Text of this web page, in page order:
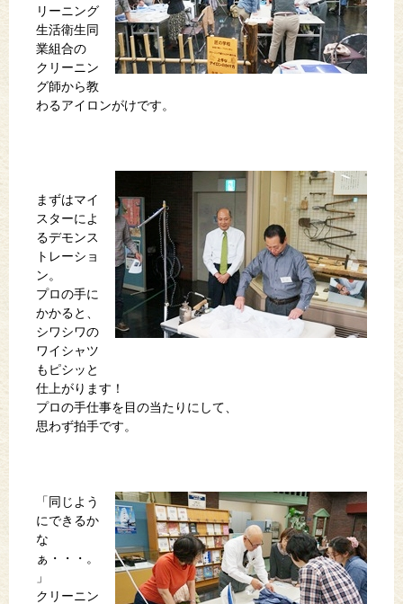
リーニング
生活衛生同
業組合の
クリーニン
グ師から教
わるアイロンがけです。
まずはマイ
スターによ
るデモンス
トレーショ
ン。
プロの手に
かかると、
シワシワの
ワイシャツ
もピシッと
仕上がります！
プロの手仕事を目の当たりにして、
思わず拍手です。
「同じよう
にできるか
な
ぁ・・・。
」
クリーニン